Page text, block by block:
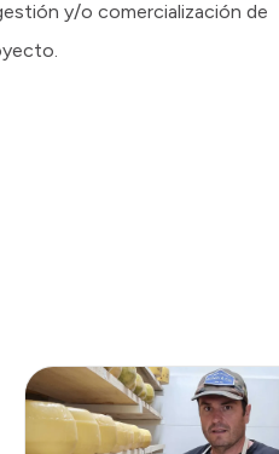
y/o comercialización de